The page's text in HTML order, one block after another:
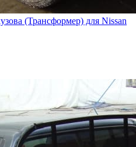
(Трансформер) для Nissan